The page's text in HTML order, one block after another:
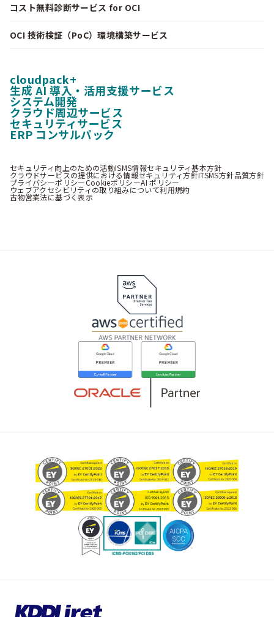
コスト無料診断サービス for OCI
OCI 技術検証（PoC）環境構築サービス
cloudpack+
生成 AI 導入・活用支援サービス
システム開発
クラウド周辺サービス
セキュリティサービス
ERP コンサルパック
セキュリティ向上のための活動ISMS情報セキュリティ基本方針
クラウドサービスの提供における情報セキュリティ方針ITSMS方針品質方針
プライバシーポリシーCookieポリシーAI ポリシー
ウェブアクセシビリティの取り組みについて利用規約
古物営業法に基づく表示